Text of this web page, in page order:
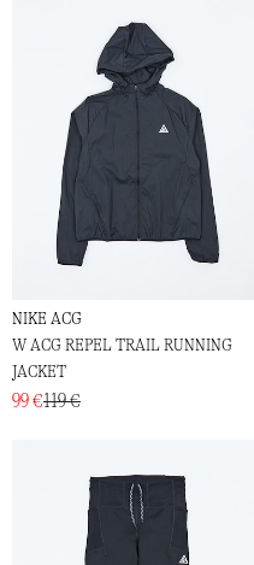
NIKE ACG
W ACG REPEL TRAIL RUNNING
JACKET
99 €119 €